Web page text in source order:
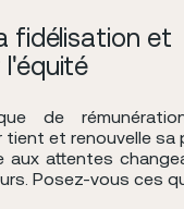
fidélisation et
de
tient et renouvelle sa
aux attentes
Posez-vous ces